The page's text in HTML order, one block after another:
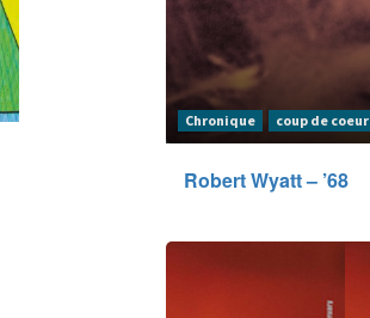
Chronique coup de coeur
Robert Wyatt – ’68